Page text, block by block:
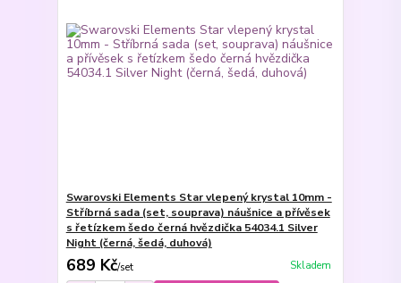
Swarovski Elements Star vlepený krystal 10mm -
Stříbrná sada (set, souprava) náušnice a přívěsek
s řetízkem šedo černá hvězdička 54034.1 Silver
Night (černá, šedá, duhová)
689 Kč/set Skladem